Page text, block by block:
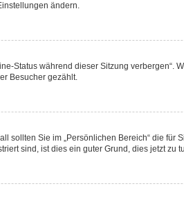
ändern.
Status während dieser Sitzung verbergen“.
Besucher gezählt.
Sie im „Persönlichen Bereich“ die für
sind, ist dies ein guter Grund, dies jetzt zu